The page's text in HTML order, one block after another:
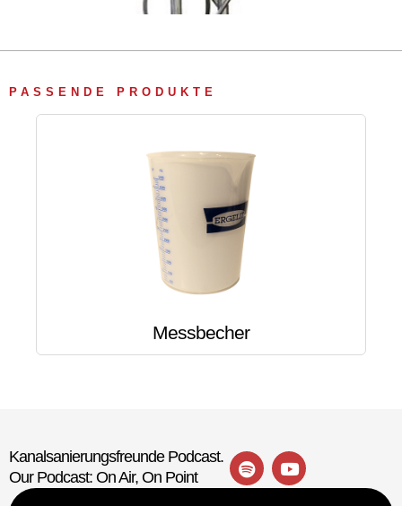
PASSENDE PRODUKTE
Messbecher
Kanalsanierungsfreunde Podcast.
Our Podcast: On Air, On Point